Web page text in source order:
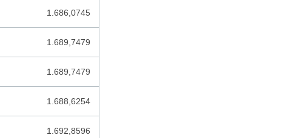
1.686,0745
1.689,7479
1.689,7479
1.688,6254
1.692,8596